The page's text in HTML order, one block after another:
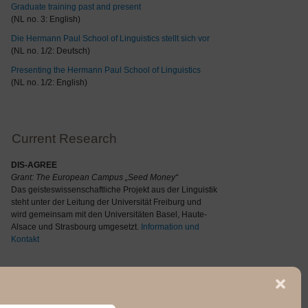
Graduate training past and present
(NL no. 3: English)
Die Hermann Paul School of Linguistics stellt sich vor
(NL no. 1/2: Deutsch)
Presenting the Hermann Paul School of Linguistics
(NL no. 1/2: English)
Current Research
DIS-AGREE
Grant: The European Campus „Seed Money“
Das geisteswissenschaftliche Projekt aus der Linguistik
steht unter der Leitung der Universität Freiburg und
wird gemeinsam mit den Universitäten Basel, Haute-
Alsace und Strasbourg umgesetzt. Information und
Kontakt